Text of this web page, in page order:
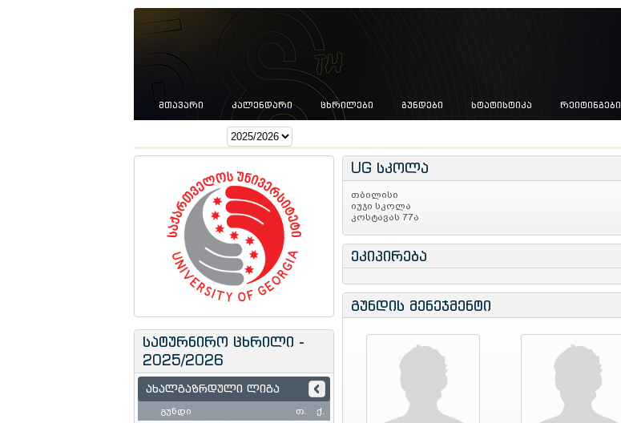
ᲛᲗᲐᲕᲐᲠᲘ ᲙᲐᲚᲔᲜᲓᲐᲠᲘ ᲪᲮᲠᲘᲚᲔᲑᲘ ᲒᲣᲜᲓᲔᲑᲘ ᲡᲢᲐᲢᲘᲡᲢᲘᲙᲐ ᲠᲔᲘᲢᲘᲜᲒᲔᲑᲘ
სატურნირო ცხრილი -
2025/2026
ახალგაზრდული ლიგა
გუნდი თ.
ქ.
UG სკოლა
თბილისი
იუჯი სკოლა
კოსტავას 77ა
ეკიპირება
გუნდის მენეჯმენტი